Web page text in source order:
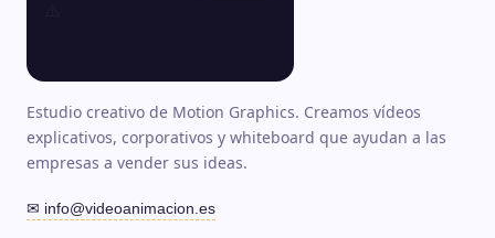
Estudio creativo de Motion Graphics. Creamos vídeos
explicativos, corporativos y whiteboard que ayudan a las
empresas a vender sus ideas.
✉ info@videoanimacion.es